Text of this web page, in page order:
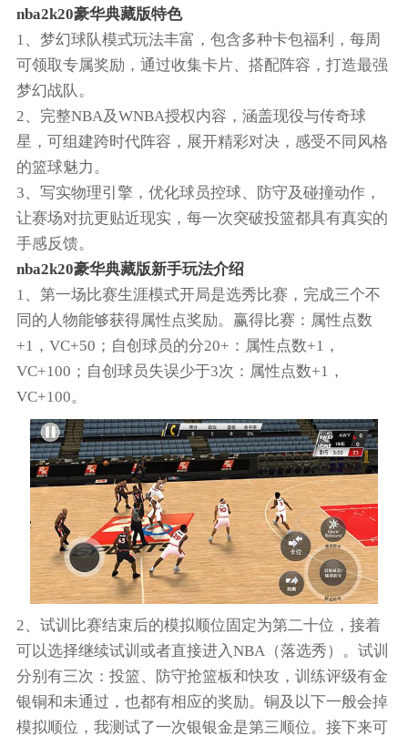
nba2k20豪华典藏版特色
1、梦幻球队模式玩法丰富，包含多种卡包福利，每周
可领取专属奖励，通过收集卡片、搭配阵容，打造最强
梦幻战队。
2、完整NBA及WNBA授权内容，涵盖现役与传奇球
星，可组建跨时代阵容，展开精彩对决，感受不同风格
的篮球魅力。
3、写实物理引擎，优化球员控球、防守及碰撞动作，
让赛场对抗更贴近现实，每一次突破投篮都具有真实的
手感反馈。
nba2k20豪华典藏版新手玩法介绍
1、第一场比赛生涯模式开局是选秀比赛，完成三个不
同的人物能够获得属性点奖励。赢得比赛：属性点数
+1，VC+50；自创球员的分20+：属性点数+1，
VC+100；自创球员失误少于3次：属性点数+1，
VC+100。
2、试训比赛结束后的模拟顺位固定为第二十位，接着
可以选择继续试训或者直接进入NBA（落选秀）。试训
分别有三次：投篮、防守抢篮板和快攻，训练评级有金
银铜和未通过，也都有相应的奖励。铜及以下一般会掉
模拟顺位，我测试了一次银银金是第三顺位。接下来可